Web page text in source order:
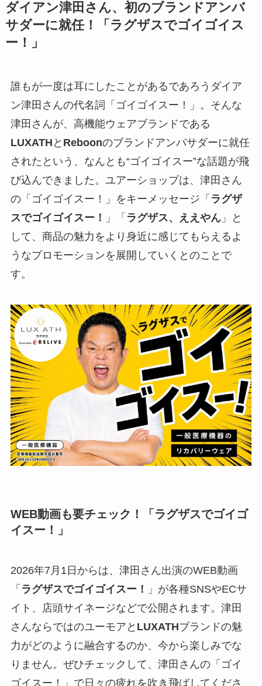
ダイアン津田さん、初のブランドアンバ
サダーに就任！「ラグザスでゴイゴイス
ー！」
誰もが一度は耳にしたことがあるであろうダイア
ン津田さんの代名詞「ゴイゴイスー！」。そんな
津田さんが、高機能ウェアブランドである
LUXATH と Reboonのブランドアンバサダーに就任
されたという、なんとも“ゴイゴイスー”な話題が飛
び込んできました。ユアーショップは、津田さん
の「ゴイゴイスー！」をキーメッセージ「 ラグザ
スでゴイゴイスー！
」「 ラグザス、ええやん」と
して、商品の魅力をより身近に感じてもらえるよ
うなプロモーションを展開していくとのことで
す。
WEB動画も要チェック！「ラグザスでゴイゴ
イスー！」
2026年7月1日からは、津田さん出演のWEB動画
「 ラグザスでゴイゴイスー！
」が各種SNSやECサ
イト、店頭サイネージなどで公開されます。津田
さんならではのユーモアと LUXATHブランドの魅
力がどのように融合するのか、今から楽しみでな
りません。ぜひチェックして、津田さんの「ゴイ
ゴイスー！」で日々の疲れを吹き飛ばしてくださ